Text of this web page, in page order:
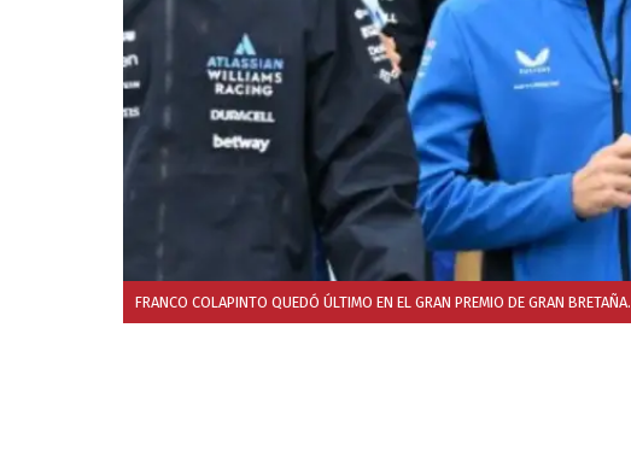
FRANCO COLAPINTO QUEDÓ ÚLTIMO EN EL GRAN PREMIO DE GRAN BRETAÑA.